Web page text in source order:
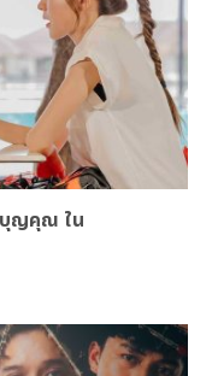
บุญคุณ ใน